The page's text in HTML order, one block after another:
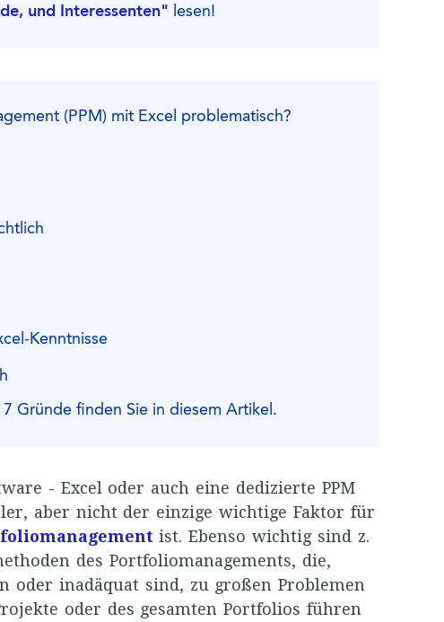
und Interessenten" lesen!
(PPM) mit Excel problematisch?
Kenntnisse
Gründe finden Sie in diesem Artikel.
- Excel oder auch eine dedizierte PPM
aber nicht der einzige wichtige Faktor für
ist. Ebenso wichtig sind z.
des Portfoliomanagements, die,
oder inadäquat sind, zu großen Problemen
oder des gesamten Portfolios führen